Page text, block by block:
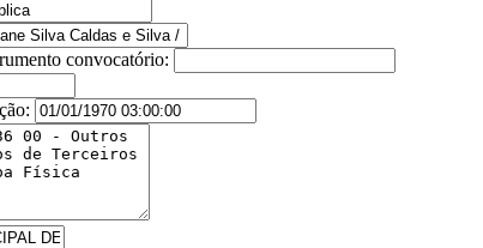
convocatório: